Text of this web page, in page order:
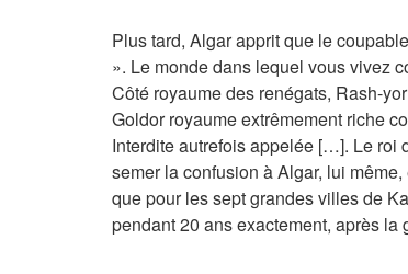
Plus tard, Algar apprit que le
». Le monde dans lequel vous vivez
Côté royaume des renégats, Rash-
Goldor royaume extrêmement riche
Interdite autrefois appelée […]. Le roi
semer la confusion à Algar, lui
que pour les sept grandes villes de
pendant 20 ans exactement, après la